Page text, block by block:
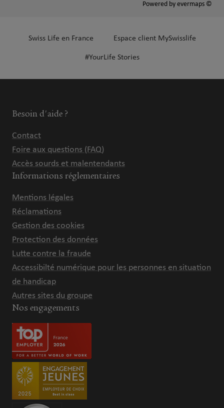
Powered by evermaps ©
Swiss Life en France Espace client MySwisslife
#YourLife Stories
Besoin d'aide ?
Contact
Foire aux questions (FAQ)
Accès sourds et malentendants
Informations réglementaires
Mentions légales
Réclamations
Gestion des cookies
Protection des données
Lutte contre la fraude
Accessibilté numérique pour les personnes en situation
de handicap
Autres sites du groupe
Nos engagements